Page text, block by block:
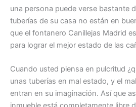
una persona puede verse bastante
tuberías de su casa no están en
que el fontanero Canillejas Madrid
para lograr el mejor estado de las
Cuando usted piensa en pulcritud
unas tuberías en mal estado, y el
entran en su imaginación. Así que